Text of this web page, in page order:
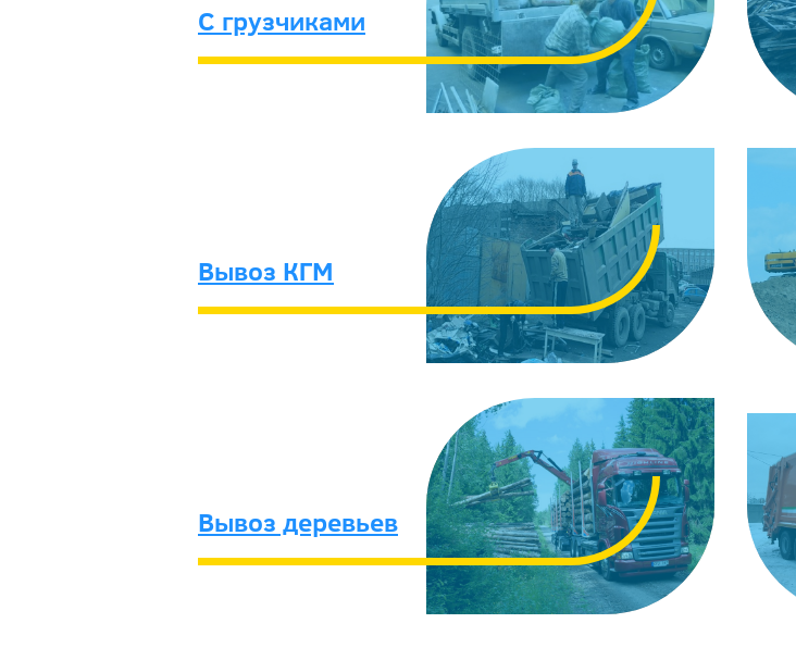
С грузчиками
Вывоз КГМ
Вывоз деревьев